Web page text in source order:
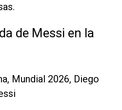
de Messi en la